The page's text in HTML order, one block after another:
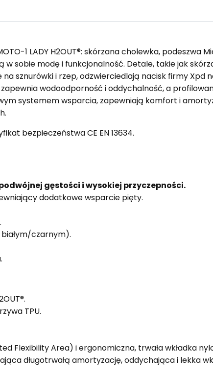
1 LADY H2OUT®: skórzana cholewka, podeszwa
sobie modę i funkcjonalność. Detale, takie jak
na sznurówki i rzep, odzwierciedlają nacisk firmy Xpd
wodoodporność i oddychalność, a
systemem wsparcia, zapewniają komfort i
bezpieczeństwa CE EN 13634.
gęstości i wysokiej przyczepności.
dodatkowe wsparcie pięty.
czarnym).
TPU.
Flexibility Area) i ergonomiczna, trwała wkładka
długotrwałą amortyzację, oddychająca i lekka